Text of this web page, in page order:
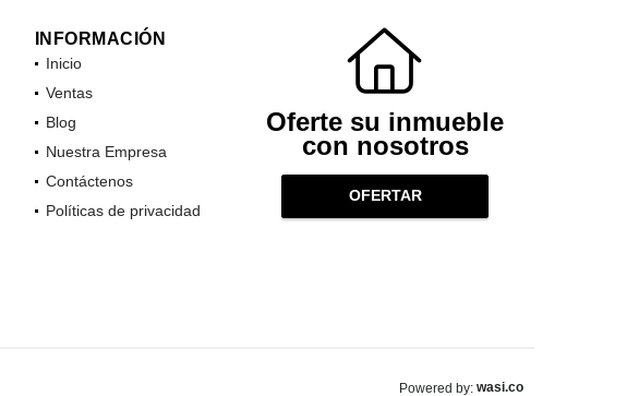
INFORMACIÓN
Inicio
Ventas
Blog
Nuestra Empresa
Contáctenos
Políticas de privacidad
Oferte su inmueble
con nosotros
OFERTAR
Powered by: wasi.co